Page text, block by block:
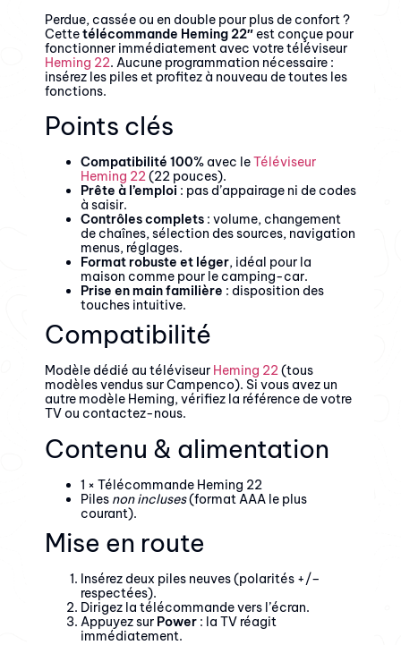
Perdue, cassée ou en double pour plus de confort ?
Cettetélécommande Heming 22″ est conçue pour
fonctionner immédiatement avec votre téléviseur
Heming 22. Aucune programmation nécessaire :
insérez les piles et profitez à nouveau de toutes les
fonctions.
Points clés
Compatibilité 100% avec leTéléviseur
Heming 22(22 pouces).
Prête à l’emploi : pas d’appairage ni de codes
à saisir.
Contrôles complets : volume, changement
de chaînes, sélection des sources, navigation
menus, réglages.
Format robuste et léger, idéal pour la
maison comme pour le camping-car.
Prise en main familière : disposition des
touches intuitive.
Compatibilité
Modèle dédié au téléviseur Heming 22(tous
modèles vendus sur Campenco). Si vous avez un
autre modèle Heming, vérifiez la référence de votre
TV ou contactez-nous.
Contenu & alimentation
1 × Télécommande Heming 22
Piles non incluses(format AAA le plus
courant).
Mise en route
Insérez deux piles neuves (polarités +/–
respectées).
Dirigez la télécommande vers l’écran.
Appuyez sur Power : la TV réagit
immédiatement.